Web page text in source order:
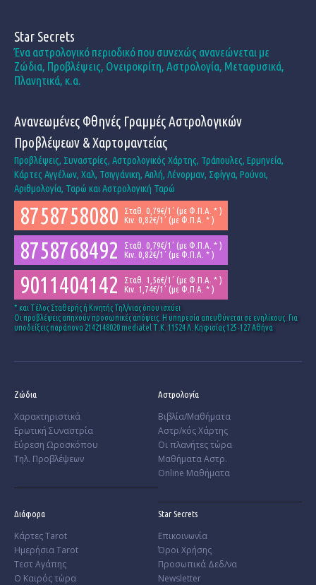
Star Secrets
Ένα αστρολογικό περιοδικό που συνεχώς ανανεώνεται με
Ζώδια, Προβλέψεις, Ονειροκρίτη, Αστρολογία, Μεταφυσικά,
Πλανητικά, κ.α.
Ανανεωμένες Φθηνές Γραμμές Αστρολογικών
Προβλέψεων & Χαρτομαντείας
Προβλέψεις, Συναστρίες, Αστρολογικός Χάρτης, Τράπουλες, Ερμηνεία,
Κάρτες Αγγέλων, Χαλ, Τσιγγάνικη, Απλή, Λένορμαν, Σφίγγα, Ρούνοι,
Αριθμολογία, Ταρώ και Αστρολογική Ταρώ
8758758080
Σταθ. 0,79€/1΄ (με Φ.Π.Α. * )
Κιν. 0,82€/1΄ (με Φ.Π.Α. * )
8758768492
Σταθ. 0,79€/1΄ (με Φ.Π.Α. * )
Κιν. 0,82€/1΄ (με Φ.Π.Α. * )
9011404142
Σταθ. 1,56€/1΄ (με Φ.Π.Α. * )
Κιν. 1,74€/1΄ (με Φ.Π.Α. * )
* και Tέλος Σταθερής ή Κινητής Τηλ/νιας όπου ισχύει
Οι προβλέψεις απηχούν προσωπικές απόψεις. Η υπηρεσία απευθύνεται σε ενηλίκους. Για
υποδείξεις παράπονα 2142148020 mediatel Τ.Κ. 11524 Λ. Κηφισίας 125-127 Αθήνα
Ζώδια
Χαρακτηριστικά
­Ερωτική Συναστρία
­Εύρεση Ωροσκόπου
Τηλ. Προβλέψεων
Αστρολογία
Βιβλία/Μαθήματα
Αστρ/κός Χάρτης
Οι πλανήτες τώρα
Μαθήματα Αστρ.
Online Μαθήματα
Διάφορα
Κάρτες Tarot
Ημερήσια Tarot
Τεστ Αγάπης
Ο Καιρός τώρα
Star Secrets
Επικοινωνία
Όροι Χρήσης
Προσωπικά Δεδ/να
Newsletter